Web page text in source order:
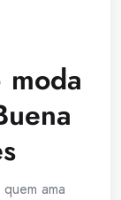
ama